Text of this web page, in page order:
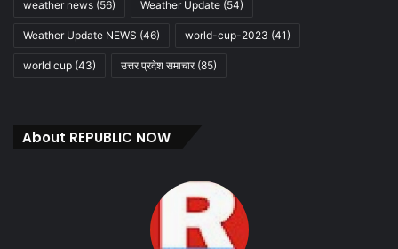
weather news (56) Weather Update (54)
Weather Update NEWS (46) world-cup-2023 (41)
world cup (43) उत्तर प्रदेश समाचार(85)
About REPUBLIC NOW